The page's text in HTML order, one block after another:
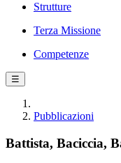
Strutture
Terza Missione
Competenze
☰
Pubblicazioni
Battista, Baciccia,